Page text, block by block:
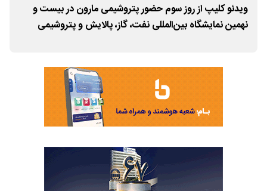
ویدئو کلیپ از روز سوم حضور پتروشیمی مارون در بیست و
نهمین نمایشگاه بین‌المللی نفت، گاز، پالایش و پتروشیمی